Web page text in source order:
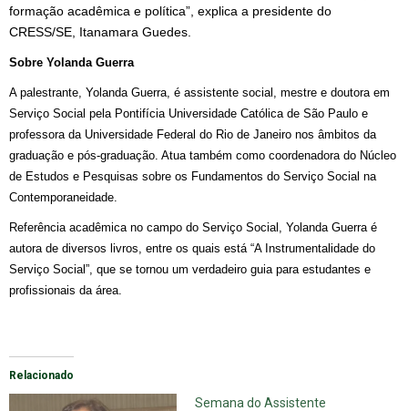
formação acadêmica e política”, explica a presidente do
CRESS/SE, Itanamara Guedes.
Sobre Yolanda Guerra
A palestrante, Yolanda Guerra, é assistente social, mestre e doutora em
Serviço Social pela Pontifícia Universidade Católica de São Paulo e
professora da Universidade Federal do Rio de Janeiro nos âmbitos da
graduação e pós-graduação. Atua também como coordenadora do Núcleo
de Estudos e Pesquisas sobre os Fundamentos do Serviço Social na
Contemporaneidade.
Referência acadêmica no campo do Serviço Social, Yolanda Guerra é
autora de diversos livros, entre os quais está “A Instrumentalidade do
Serviço Social”, que se tornou um verdadeiro guia para estudantes e
profissionais da área.
Relacionado
Semana do Assistente